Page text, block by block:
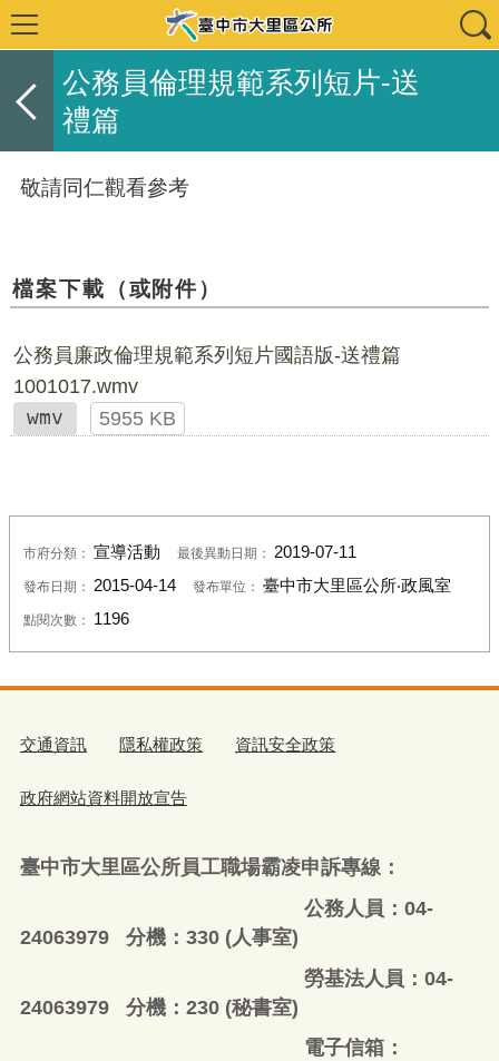
公務員倫理規範系列短片-送
禮篇
敬請同仁觀看參考
檔案下載（或附件）
公務員廉政倫理規範系列短片國語版-送禮篇
1001017.wmv
wmv
5955 KB
市府分類： 宣導活動 最後異動日期： 2019-07-11
發布日期： 2015-04-14 發布單位： 臺中市大里區公所‧政風室
點閱次數： 1196
交通資訊 隱私權政策 資訊安全政策
政府網站資料開放宣告
臺中市大里區公所員工職場霸凌申訴專線：
公務人員：04-
24063979 分機：330 (人事室)
勞基法人員：04-
24063979 分機：230 (秘書室)
電子信箱：